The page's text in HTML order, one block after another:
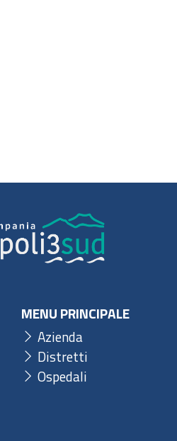
MENU PRINCIPALE
Azienda
Distretti
Ospedali